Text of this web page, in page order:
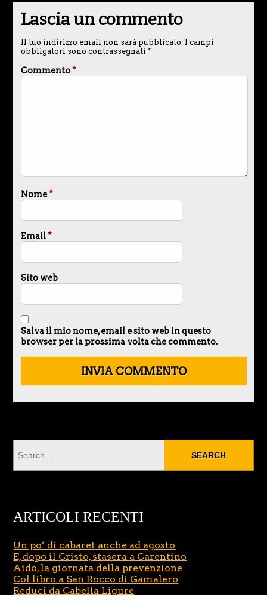
Lascia un commento
Il tuo indirizzo email non sarà pubblicato. I campi
obbligatori sono contrassegnati *
Commento*
Nome*
Email*
Sito web
Salva il mio nome, email e sito web in questo
browser per la prossima volta che commento.
ARTICOLI RECENTI
Un po’ di cabaret anche ad agosto
E, dopo il Cristo, stasera a Carentino
Aido, la giornata della prevenzione
Col libro a San Rocco di Gamalero
Reduci da Cabella Ligure